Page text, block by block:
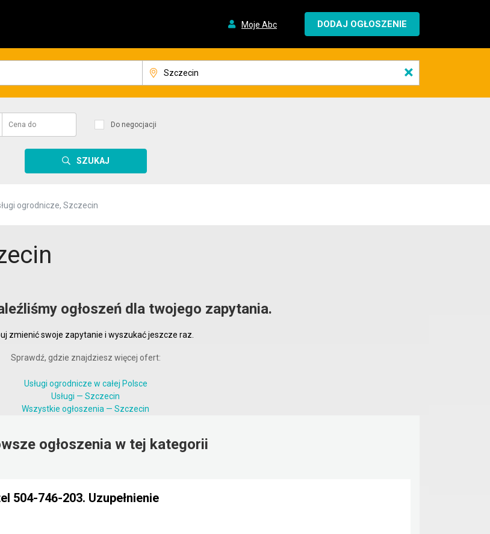
Moje Abc DODAJ OGŁOSZENIE
×
Cena do Do negocjacji
SZUKAJ
ogrodnicze, Szczecin
ogłoszeń dla twojego zapytania.
zmienić swoje zapytanie i wyszukać jeszcze raz.
Sprawdź, gdzie znajdziesz więcej ofert:
Usługi ogrodnicze w całej Polsce
Usługi — Szczecin
Wszystkie ogłoszenia — Szczecin
ogłoszenia w tej kategorii
504-746-203. Uzupełnienie